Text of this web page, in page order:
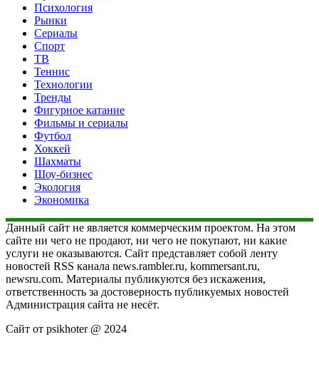
Психология
Рынки
Сериалы
Спорт
ТВ
Теннис
Технологии
Тренды
Фигурное катание
Фильмы и сериалы
Футбол
Хоккей
Шахматы
Шоу-бизнес
Экология
Экономика
Данный сайт не является коммерческим проектом. На этом
сайте ни чего не продают, ни чего не покупают, ни какие
услуги не оказываются. Сайт представляет собой ленту
новостей RSS канала news.rambler.ru, kommersant.ru,
newsru.com. Материалы публикуются без искажения,
ответственность за достоверность публикуемых новостей
Администрация сайта не несёт.
Сайт от psikhoter @ 2024